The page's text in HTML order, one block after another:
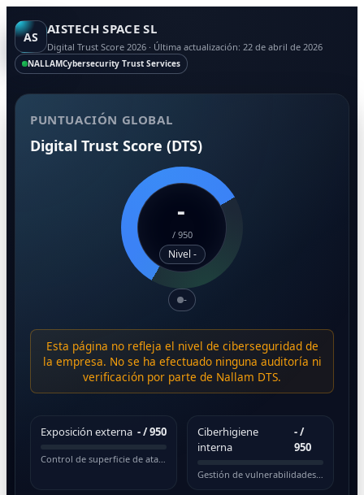
AS AISTECH SPACE SL
Digital Trust Score 2026 · Última actualización: 22 de abril de 2026
NALLAMCybersecurity Trust Services
PUNTUACIÓN GLOBAL
Digital Trust Score (DTS)
-
/ 950
Nivel -
-
Esta página no refleja el nivel de ciberseguridad de
la empresa. No se ha efectuado ninguna auditoría ni
verificación por parte de Nallam DTS.
Exposición externa -/ 950
Control de superficie de ataque pública
Ciberhigiene
interna
-/
950
Gestión de vulnerabilidades y actualizaciones